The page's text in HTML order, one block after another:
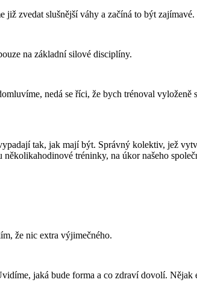
již zvedat slušnější váhy a začíná to být zajímavé.
na základní silové disciplíny.
nedá se říci, že bych trénoval
tak, jak mají být. Správný kolektiv, jež
tréninky, na úkor našeho
že nic extra výjimečného.
jaká bude forma a co zdraví dovolí.